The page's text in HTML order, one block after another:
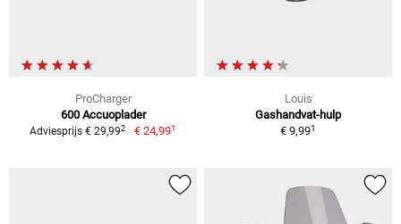
ProCharger
600 Accuoplader
Adviesprijs € 29,992 € 24,991
Louis
Gashandvat-hulp
€ 9,991